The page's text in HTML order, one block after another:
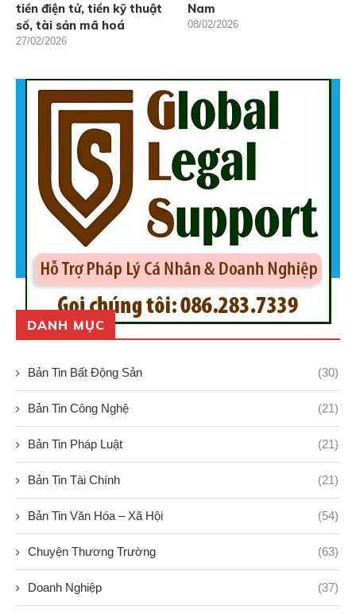
tiền điện tử, tiền kỹ thuật
số, tài sản mã hoá
27/02/2026
Nam
08/02/2026
DANH MỤC
Bản Tin Bất Động Sản (30)
Bản Tin Công Nghệ (21)
Bản Tin Pháp Luật (21)
Bản Tin Tài Chính (21)
Bản Tin Văn Hóa – Xã Hội (54)
Chuyện Thương Trường (63)
Doanh Nghiệp (37)